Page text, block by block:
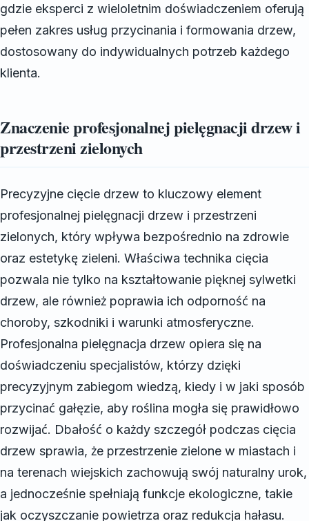
gdzie eksperci z wieloletnim doświadczeniem oferują
pełen zakres usług przycinania i formowania drzew,
dostosowany do indywidualnych potrzeb każdego
klienta.
Znaczenie profesjonalnej pielęgnacji drzew i
przestrzeni zielonych
Precyzyjne cięcie drzew to kluczowy element
profesjonalnej pielęgnacji drzew i przestrzeni
zielonych, który wpływa bezpośrednio na zdrowie
oraz estetykę zieleni. Właściwa technika cięcia
pozwala nie tylko na kształtowanie pięknej sylwetki
drzew, ale również poprawia ich odporność na
choroby, szkodniki i warunki atmosferyczne.
Profesjonalna pielęgnacja drzew opiera się na
doświadczeniu specjalistów, którzy dzięki
precyzyjnym zabiegom wiedzą, kiedy i w jaki sposób
przycinać gałęzie, aby roślina mogła się prawidłowo
rozwijać. Dbałość o każdy szczegół podczas cięcia
drzew sprawia, że przestrzenie zielone w miastach i
na terenach wiejskich zachowują swój naturalny urok,
a jednocześnie spełniają funkcje ekologiczne, takie
jak oczyszczanie powietrza oraz redukcja hałasu.